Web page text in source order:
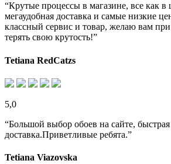
“Крутые процессы в магазине, все как в
мегаудобная доставка и самые низкие
классный сервис и товар, желаю вам
терять свою крутость!”
Tetiana RedCatzs
5,0
“Большой выбор обоев на сайте, быстрая
доставка.Приветливые ребята.”
Tetiana Viazovska